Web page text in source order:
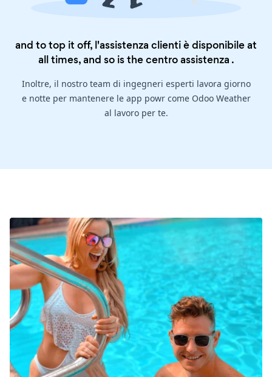
and to top it off, l'assistenza clienti è disponibile at
all times, and so is thecentro assistenza .
Inoltre, il nostro team di ingegneri esperti lavora giorno
e notte per mantenere le app powr come Odoo Weather
al lavoro per te.